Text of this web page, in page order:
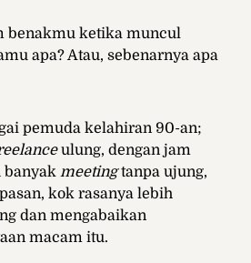
benakmu ketika muncul
apa? Atau, sebenarnya apa
pemuda kelahiran 90-an;
ulung, dengan jam
banyak meetingtanpa ujung,
kok rasanya lebih
dan mengabaikan
macam itu.